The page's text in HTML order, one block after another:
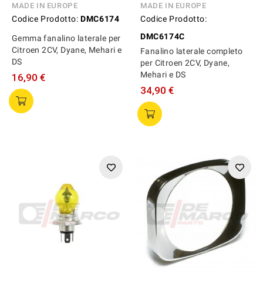
MADE IN EUROPE
Codice Prodotto: DMC6174
Gemma fanalino laterale per
Citroen 2CV, Dyane, Mehari e
DS
16,90 €
MADE IN EUROPE
Codice Prodotto:
DMC6174C
Fanalino laterale completo
per Citroen 2CV, Dyane,
Mehari e DS
34,90 €